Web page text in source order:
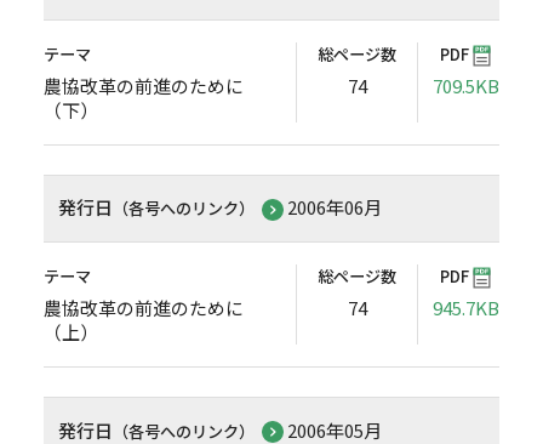
テーマ
農協改革の前進のために
（下）
総ページ数
74
PDF
709.5KB
発行日 （各号へのリンク） 2006年06月
テーマ
農協改革の前進のために
（上）
総ページ数
74
PDF
945.7KB
発行日 （各号へのリンク） 2006年05月